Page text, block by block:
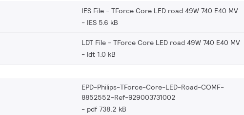
IES File - TForce Core LED road 49W 740 E40 MV
IES 5.6 kB
LDT File - TForce Core LED road 49W 740 E40 MV
ldt 1.0 kB
EPD-Philips-TForce-Core-LED-Road-COMF-
8852552-Ref-929003731002
pdf 738.2 kB